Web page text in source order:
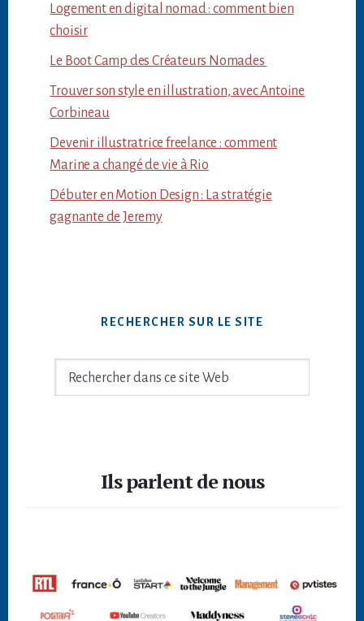
Logement en digital nomad : comment bien
choisir
Le Boot Camp des Créateurs Nomades
Trouver son style en illustration, avec Antoine
Corbineau
Devenir illustratrice freelance : comment
Marine a changé de vie à Rio
Débuter en Motion Design : La stratégie
gagnante de Jeremy
RECHERCHER SUR LE SITE
Rechercher
Ils parlent de nous